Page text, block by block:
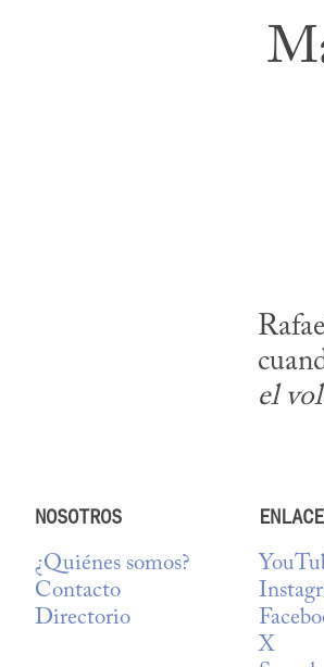
el
NOSOTROS
¿Quiénes somos?
Contacto
Directorio
X